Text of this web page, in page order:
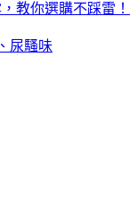
教你選購不踩雷！
尿騷味